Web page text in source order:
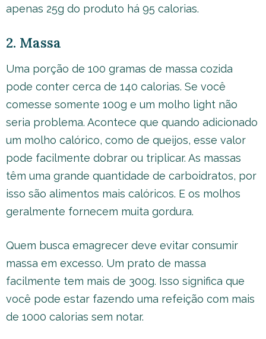
apenas 25g do produto há 95 calorias.
2. Massa
Uma porção de 100 gramas de massa cozida
pode conter cerca de 140 calorias. Se você
comesse somente 100g e um molho light não
seria problema. Acontece que quando adicionado
um molho calórico, como de queijos, esse valor
pode facilmente dobrar ou triplicar. As massas
têm uma grande quantidade de carboidratos, por
isso são alimentos mais calóricos. E os molhos
geralmente fornecem muita gordura.
Quem busca emagrecer deve evitar consumir
massa em excesso. Um prato de massa
facilmente tem mais de 300g. Isso significa que
você pode estar fazendo uma refeição com mais
de 1000 calorias sem notar.